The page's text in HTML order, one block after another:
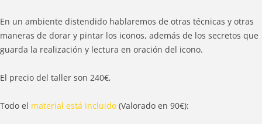
En un ambiente distendido hablaremos de otras técnicas y otras
maneras de dorar y pintar los iconos, además de los secretos que
guarda la realización y lectura en oración del icono.
El precio del taller son 240€,
Todo el material está incluido (Valorado en 90€):